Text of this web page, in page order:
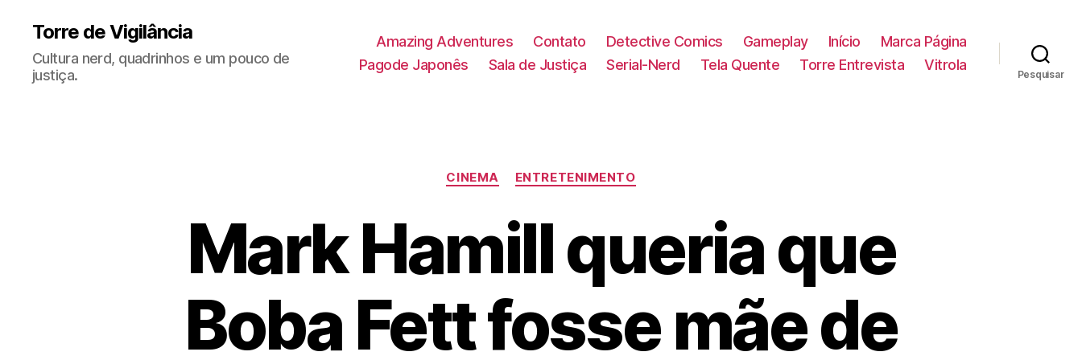
Torre de Vigilância
Cultura nerd, quadrinhos e um pouco de
justiça.
Amazing Adventures Contato Detective Comics Gameplay Início
Marca Página
Pagode Japonês
Sala de Justiça Serial-Nerd Tela Quente Torre Entrevista Vitrola
Pesquisar
Categorias
CINEMA ENTRETENIMENTO
Mark Hamill queria que
Boba Fett fosse mãe de